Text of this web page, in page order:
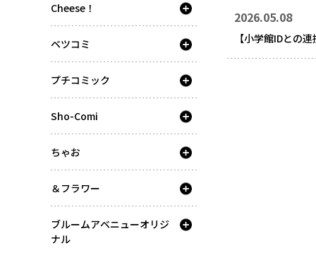
Cheese！
ベツコミ
プチコミック
Sho-Comi
ちゃお
＆フラワー
ブルームアベニューオリジ
ナル
2026.05.08
【小学館IDとの